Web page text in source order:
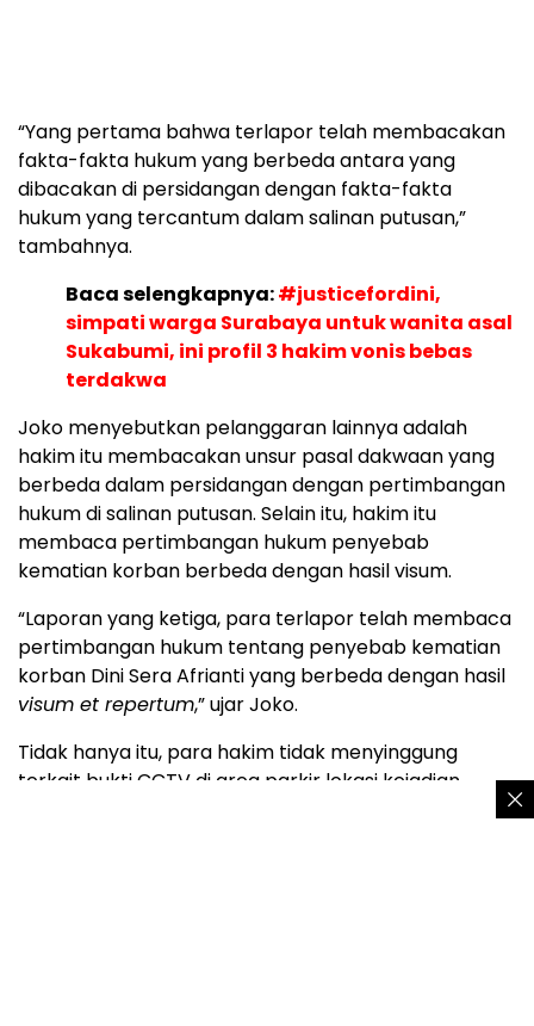
“Yang pertama bahwa terlapor telah membacakan
fakta-fakta hukum yang berbeda antara yang
dibacakan di persidangan dengan fakta-fakta
hukum yang tercantum dalam salinan putusan,”
tambahnya.
Baca selengkapnya:#justicefordini,
simpati warga Surabaya untuk wanita asal
Sukabumi, ini profil 3 hakim vonis bebas
terdakwa
Joko menyebutkan pelanggaran lainnya adalah
hakim itu membacakan unsur pasal dakwaan yang
berbeda dalam persidangan dengan pertimbangan
hukum di salinan putusan. Selain itu, hakim itu
membaca pertimbangan hukum penyebab
kematian korban berbeda dengan hasil visum.
“Laporan yang ketiga, para terlapor telah membaca
pertimbangan hukum tentang penyebab kematian
korban Dini Sera Afrianti yang berbeda dengan hasil
visum et repertum,” ujar Joko.
Tidak hanya itu, para hakim tidak menyinggung
terkait bukti CCTV di area parkir lokasi kejadian